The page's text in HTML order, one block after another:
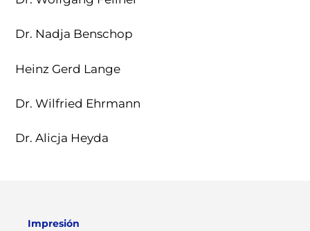
Dr. Nadja Benschop
Heinz Gerd Lange
Dr. Wilfried Ehrmann
Dr. Alicja Heyda
Impresión